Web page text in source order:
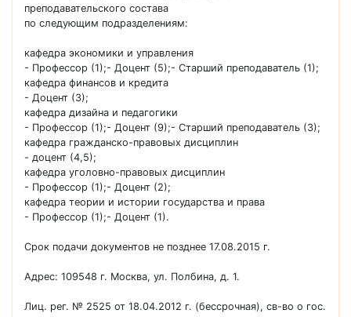
преподавательского состава
по следующим подразделениям:
кафедра экономики и управления
- Профессор (1);- Доцент (5);- Старший преподаватель (1);
кафедра финансов и кредита
- Доцент (3);
кафедра дизайна и педагогики
- Профессор (1);- Доцент (9);- Старший преподаватель (3);
кафедра гражданско-правовых дисциплин
- доцент (4,5);
кафедра уголовно-правовых дисциплин
- Профессор (1);- Доцент (2);
кафедра теории и истории государства и права
- Профессор (1);- Доцент (1).
Срок подачи документов не позднее 17.08.2015 г.
Адрес: 109548 г. Москва, ул. Полбина, д. 1.
Лиц. рег. № 2525 от 18.04.2012 г. (бессрочная), св-во о гос.